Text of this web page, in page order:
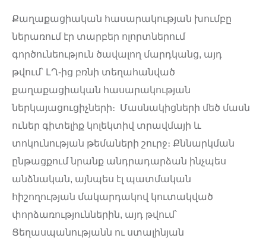
Քաղաքացիական հասարակության խումբը
ներառում էր տարբեր ոլորտներում
գործունեություն ծավալող մարդկանց, այդ
թվում՝ ԼՂ-ից բռնի տեղահանված
քաղաքացիական հասարակության
ներկայացուցիչների։ Մասնակիցների մեծ մասն
ուներ գիտելիք կոլեկտիվ տրավմայի և
տոկունության թեմաների շուրջ։ Քննարկման
ընթացքում նրանք անդրադարձան ինչպես
անձնական, այնպես էլ պատմական
հիշողության մակարդակով կուտակված
փորձառություններին, այդ թվում՝
Ցեղասպանությանն ու ստալինյան